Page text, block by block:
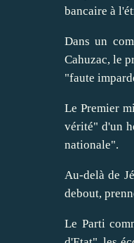
bancaire à
Dans un
Cahuzac, le
"faute
Le Premier
vérité" d'un
nationale".
Au-delà de
debout,
Le Parti